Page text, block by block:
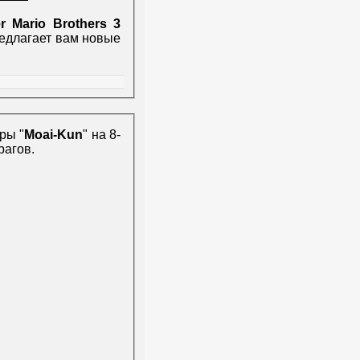
Mario Brothers 3
вам новые
" Moai-Kun" на 8-